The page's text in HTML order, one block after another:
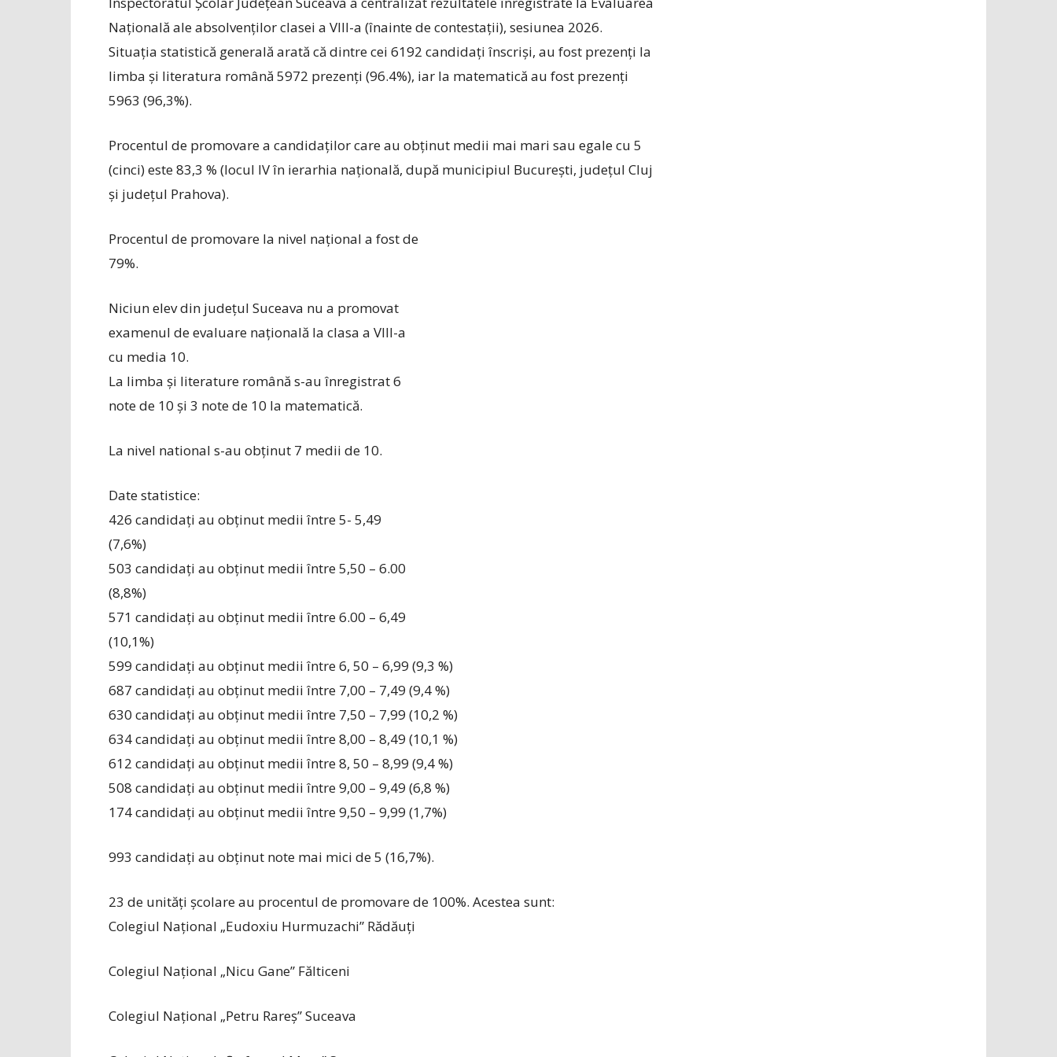
Națională ale absolvenților clasei a VIII-a (înainte de contestații), sesiunea 2026.
Situația statistică generală arată că dintre cei 6192 candidați înscriși, au fost prezenți la
limba și literatura română 5972 prezenți (96.4%), iar la matematică au fost prezenți
5963 (96,3%).
Procentul de promovare a candidaților care au obținut medii mai mari sau egale cu 5
(cinci) este 83,3 % (locul IV în ierarhia națională, după municipiul București, județul Cluj
și județul Prahova).
Procentul de promovare la nivel național a fost de
79%.
Niciun elev din județul Suceava nu a promovat
examenul de evaluare națională la clasa a VIII-a
cu media 10.
La limba și literature română s-au înregistrat 6
note de 10 și 3 note de 10 la matematică.
La nivel national s-au obținut 7 medii de 10.
Date statistice:
426 candidați au obținut medii între 5- 5,49
(7,6%)
503 candidați au obținut medii între 5,50 – 6.00
(8,8%)
571 candidați au obținut medii între 6.00 – 6,49
(10,1%)
599 candidați au obținut medii între 6, 50 – 6,99 (9,3 %)
687 candidați au obținut medii între 7,00 – 7,49 (9,4 %)
630 candidați au obținut medii între 7,50 – 7,99 (10,2 %)
634 candidați au obținut medii între 8,00 – 8,49 (10,1 %)
612 candidați au obținut medii între 8, 50 – 8,99 (9,4 %)
508 candidați au obținut medii între 9,00 – 9,49 (6,8 %)
174 candidați au obținut medii între 9,50 – 9,99 (1,7%)
993 candidați au obținut note mai mici de 5 (16,7%).
23 de unități școlare au procentul de promovare de 100%. Acestea sunt:
Colegiul Național „Eudoxiu Hurmuzachi” Rădăuți
Colegiul Național „Nicu Gane” Fălticeni
Colegiul Național „Petru Rareș” Suceava